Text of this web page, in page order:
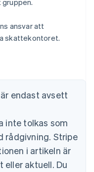
ansvar att
skattekontoret.
endast avsett
inte tolkas som
rådgivning. Stripe
i artikeln är
eller aktuell. Du